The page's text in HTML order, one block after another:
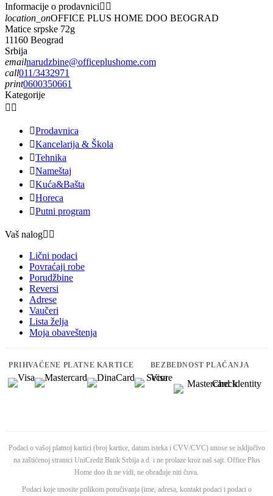
Informacije o prodavnici 
location_onOFFICE PLUS HOME DOO BEOGRAD
Matice srpske 72g
11160 Beograd
Srbija
emailnarudzbine@officeplushome.com
call011/3432971
print0600350661
Kategorije
 
Prodavnica
Kancelarija & Škola
Tehnika
Nameštaj
Kuća&Bašta
Horeca
Putni program
Vaš nalog 
Lični podaci
Povraćaji robe
Porudžbine
Reversi
Adrese
Vaučeri
Lista želja
Moja obaveštenja
PRIHVAĆENE PLATNE KARTICE BEZBEDNOST PLAĆANJA
Podaci o vašoj platnoj kartici (broj kartice, datum isteka i CVV/CVC) unose se isključivo
na zaštićenoj stranici UniCredit Bank Srbija a.d. i ne prolaze kroz naš sajt. Office Plus
Home doo ih ne vidi, ne obrađuje niti čuva.
Podaci koje unosite prilikom poručivanja (ime, adresa, kontakt podaci i podaci o